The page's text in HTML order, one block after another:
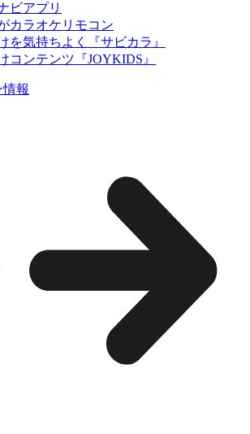
ビアプリ
カラオケリモコン
を気持ちよく『サビカラ』
コンテンツ『JOYKIDS』
報